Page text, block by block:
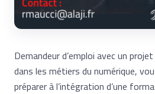
Demandeur d’emploi avec un
dans les métiers du numérique,
préparer à l’intégration d’une